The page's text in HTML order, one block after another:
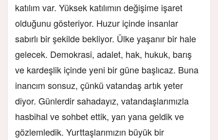
katılım var. Yüksek katılımın değişime işaret
olduğunu gösteriyor. Huzur içinde insanlar
sabırlı bir şekilde bekliyor. Ülke yaşanır bir hale
gelecek. Demokrasi, adalet, hak, hukuk, barış
ve kardeşlik içinde yeni bir güne başlıcaz. Buna
inancım sonsuz, çünkü vatandaş artık yeter
diyor. Günlerdir sahadayız, vatandaşlarımızla
hasbihal ve sohbet ettik, yan yana geldik ve
gözlemledik. Yurttaşlarımızın büyük bir